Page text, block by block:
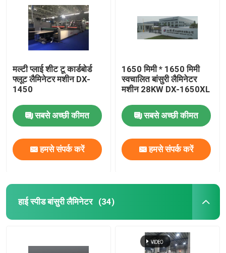
कार्डबोर्ड लैमिनेटर
मल्टी प्लाई शीट टू कार्डबोर्ड
फ्लूट लैमिनेटर मशीन DX-
1450
सबसे अच्छी कीमत
हमसे संपर्क करें
1650 मिमी * 1650 मिमी
स्वचालित बांसुरी लैमिनेटर
मशीन 28KW DX-1650XL
सबसे अच्छी कीमत
हमसे संपर्क करें
हाई स्पीड बांसुरी लैमिनेटर (34)